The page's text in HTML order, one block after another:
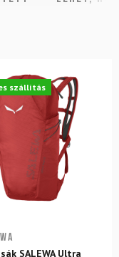
szállítás
SALEWA Ultra